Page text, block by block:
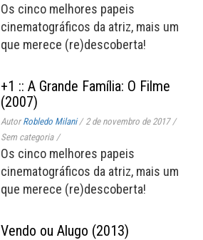
Os cinco melhores papeis
cinematográficos da atriz, mais um
que merece (re)descoberta!
+1 :: A Grande Família: O Filme
(2007)
AutorRobledo Milani / 2 de novembro de 2017 /
Sem categoria /
Os cinco melhores papeis
cinematográficos da atriz, mais um
que merece (re)descoberta!
Vendo ou Alugo (2013)